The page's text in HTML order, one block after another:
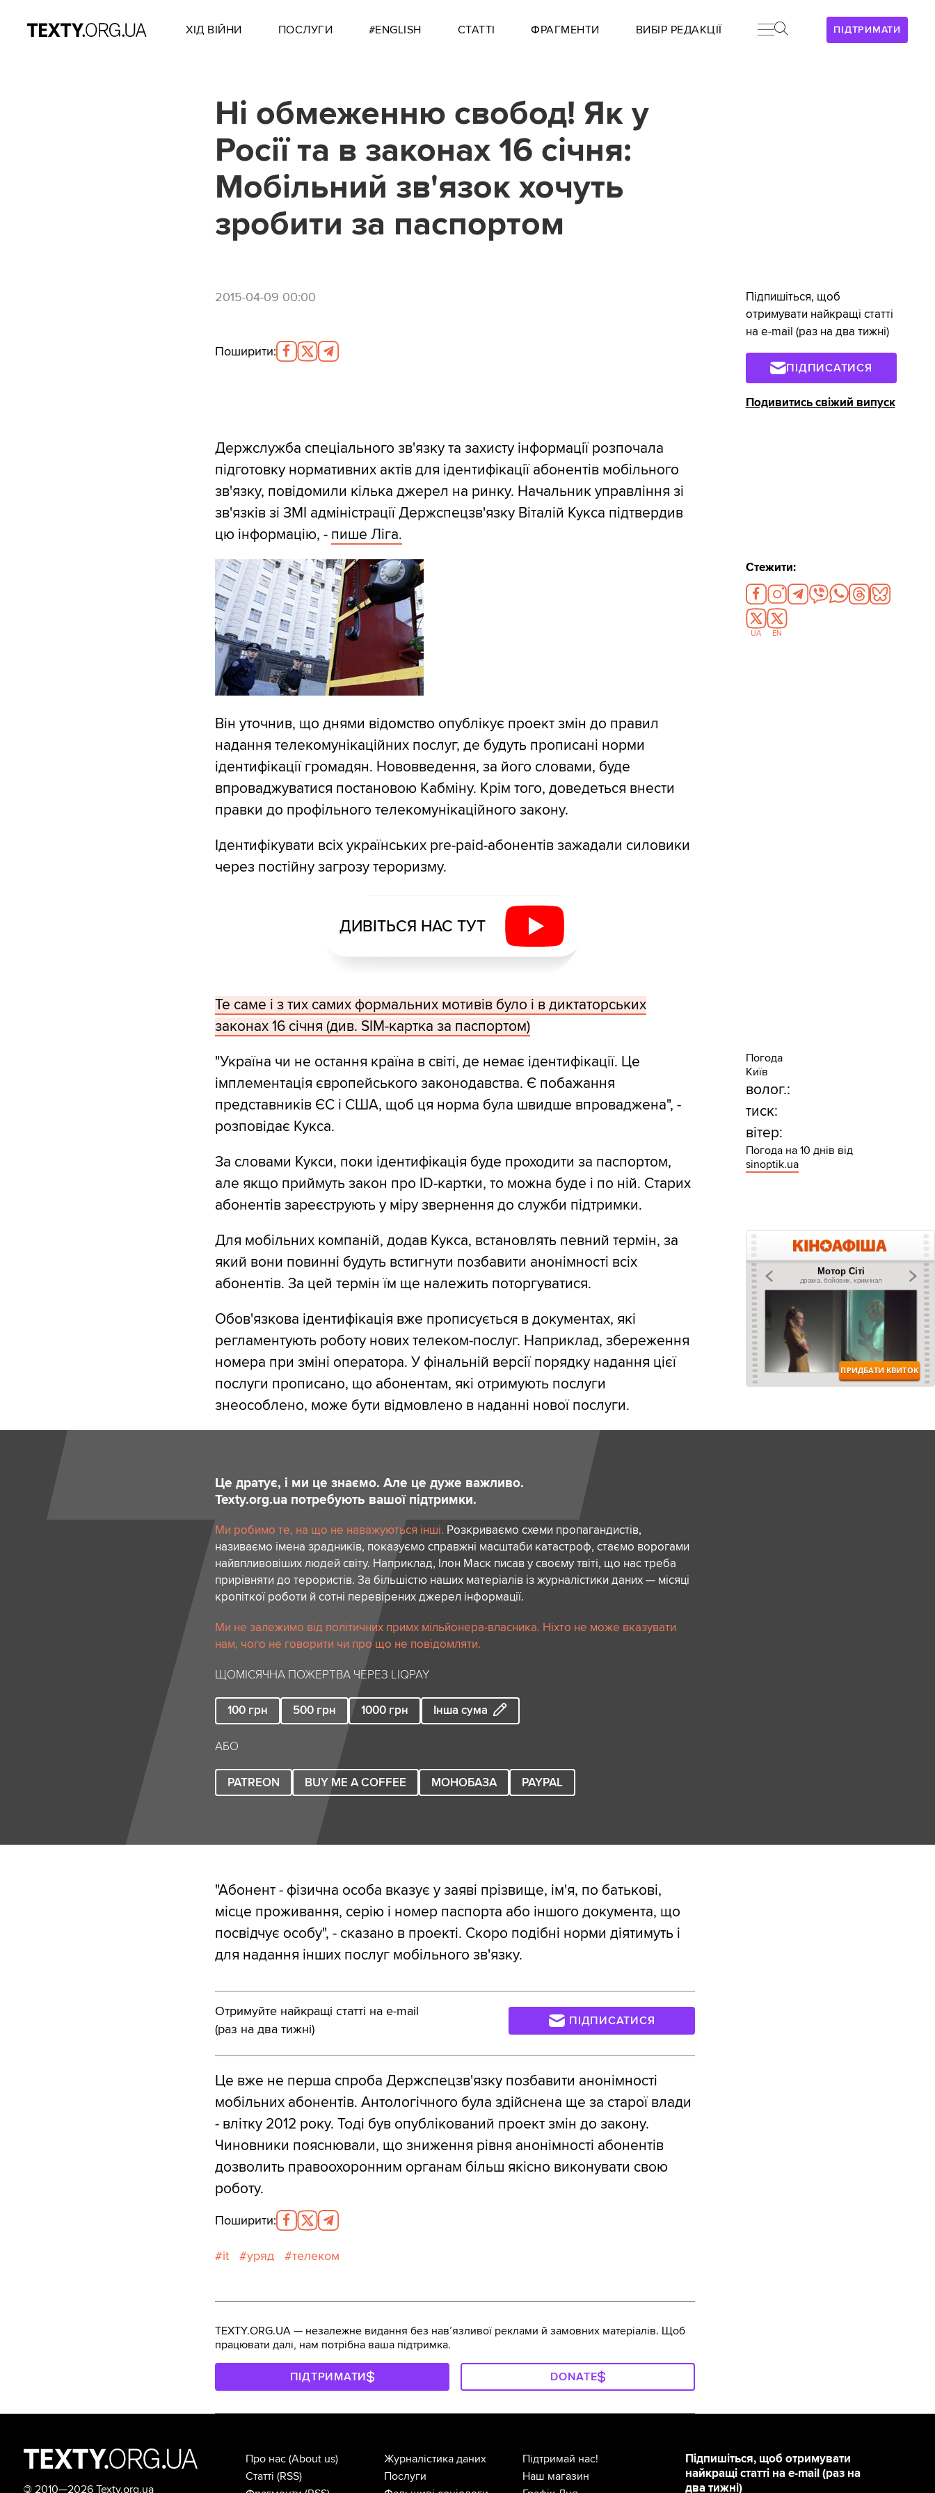
ПІДТРИМАТИ
ХІД ВІЙНИ ПОСЛУГИ #ENGLISH СТАТТІ ФРАГМЕНТИ ВИБІР РЕДАКЦІЇ
Ні обмеженню свобод! Як у
Росії та в законах 16 січня:
Мобільний зв'язок хочуть
зробити за паспортом
2015-04-09 00:00
Поширити:
Держслужба спеціального зв'язку та захисту інформації розпочала
підготовку нормативних актів для ідентифікації абонентів мобільного
зв'язку, повідомили кілька джерел на ринку. Начальник управління зі
зв'язків зі ЗМІ адміністрації Держспецзв'язку Віталій Кукса підтвердив
цю інформацію, - пише Ліга.
Він уточнив, що днями відомство опублікує проект змін до правил
надання телекомунікаційних послуг, де будуть прописані норми
ідентифікації громадян. Нововведення, за його словами, буде
впроваджуватися постановою Кабміну. Крім того, доведеться внести
правки до профільного телекомунікаційного закону.
Ідентифікувати всіх українських pre-paid-абонентів зажадали силовики
через постійну загрозу тероризму.
ДИВІТЬСЯ НАС ТУТ
Те саме і з тих самих формальних мотивів було і в диктаторських
законах 16 січня (див. SIM-картка за паспортом)
"Україна чи не остання країна в світі, де немає ідентифікації. Це
імплементація європейського законодавства. Є побажання
представників ЄС і США, щоб ця норма була швидше впроваджена", -
розповідає Кукса.
За словами Кукси, поки ідентифікація буде проходити за паспортом,
але якщо приймуть закон про ID-картки, то можна буде і по ній. Старих
абонентів зареєструють у міру звернення до служби підтримки.
Для мобільних компаній, додав Кукса, встановлять певний термін, за
який вони повинні будуть встигнути позбавити анонімності всіх
абонентів. За цей термін їм ще належить поторгуватися.
Обов'язкова ідентифікація вже прописується в документах, які
регламентують роботу нових телеком-послуг. Наприклад, збереження
номера при зміні оператора. У фінальній версії порядку надання цієї
послуги прописано, що абонентам, які отримують послуги
знеособлено, може бути відмовлено в наданні нової послуги.
Це дратує, і ми це знаємо. Але це дуже важливо.
Texty.org.ua потребують вашої підтримки.
Ми робимо те, на що не наважуються інші. Розкриваємо схеми пропагандистів,
називаємо імена зрадників, показуємо справжні масштаби катастроф, стаємо ворогами
найвпливовіших людей світу. Наприклад, Ілон Маск писав у своєму твіті, що нас треба
прирівняти до терористів. За більшістю наших матеріалів із журналістики даних — місяці
кропіткої роботи й сотні перевірених джерел інформації.
Ми не залежимо від політичних примх мільйонера-власника. Ніхто не може вказувати
нам, чого не говорити чи про що не повідомляти.
ЩОМІСЯЧНА ПОЖЕРТВА ЧЕРЕЗ LIQPAY
100 грн 500 грн 1000 грн Інша сума
АБО
PATREON BUY ME A COFFEE МОНОБАЗА PAYPAL
"Абонент - фізична особа вказує у заяві прізвище, ім'я, по батькові,
місце проживання, серію і номер паспорта або іншого документа, що
посвідчує особу", - сказано в проекті. Скоро подібні норми діятимуть і
для надання інших послуг мобільного зв'язку.
Отримуйте найкращі статті на e-mail
(раз на два тижні)
ПІДПИСАТИСЯ
Це вже не перша спроба Держспецзв'язку позбавити анонімності
мобільних абонентів. Антологічного була здійснена ще за старої влади
- влітку 2012 року. Тоді був опублікований проект змін до закону.
Чиновники пояснювали, що зниження рівня анонімності абонентів
дозволить правоохоронним органам більш якісно виконувати свою
роботу.
Поширити:
it уряд телеком
Підпишіться, щоб
отримувати найкращі статті
на e-mail (раз на два тижні)
ПІДПИСАТИСЯ
Подивитись свіжий випуск
Стежити:
UA EN
Погода
Київ
волог.:
тиск:
вітер:
Погода на 10 днів від
sinoptik.ua
TEXTY.ORG.UA — незалежне видання без навʼязливої реклами й замовних матеріалів. Щоб
працювати далі, нам потрібна ваша підтримка.
ПІДТРИМАТИ DONATE
© 2010—2026 Texty.org.ua
Підпишіться, щоб отримувати
найкращі статті на e-mail (раз на
два тижні)
Про нас (About us)
Статті (RSS)
Журналістика даних
Послуги
Підтримай нас!
Наш магазин